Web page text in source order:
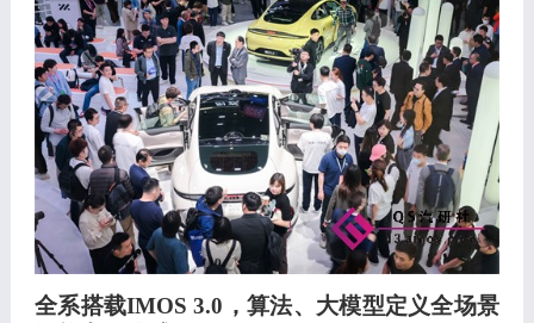
全系搭载IMOS 3.0，算法、 大模型定义全场景